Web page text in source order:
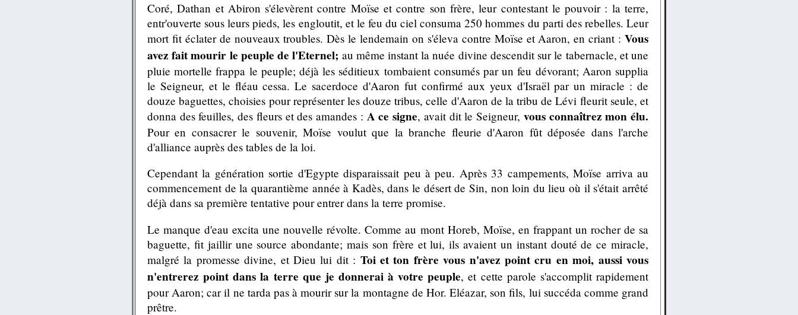
Coré, Dathan et Abiron s'élevèrent contre Moïse et contre son frère, leur contestant le pouvoir : la terre,
entr'ouverte sous leurs pieds, les engloutit, et le feu du ciel consuma 250 hommes du parti des rebelles. Leur
mort fit éclater de nouveaux troubles. Dès le lendemain on s'éleva contre Moïse et Aaron, en criant : Vous
avez fait mourir le peuple de l'Eternel; au même instant la nuée divine descendit sur le tabernacle, et une
pluie mortelle frappa le peuple; déjà les séditieux tombaient consumés par un feu dévorant; Aaron supplia
le Seigneur, et le fléau cessa. Le sacerdoce d'Aaron fut confirmé aux yeux d'Israël par un miracle : de
douze baguettes, choisies pour représenter les douze tribus, celle d'Aaron de la tribu de Lévi fleurit seule, et
donna des feuilles, des fleurs et des amandes : A ce signe, avait dit le Seigneur, vous connaîtrez mon élu.
Pour en consacrer le souvenir, Moïse voulut que la branche fleurie d'Aaron fût déposée dans l'arche
d'alliance auprès des tables de la loi.
Cependant la génération sortie d'Egypte disparaissait peu à peu. Après 33 campements, Moïse arriva au
commencement de la quarantième année à Kadès, dans le désert de Sin, non loin du lieu où il s'était arrêté
déjà dans sa première tentative pour entrer dans la terre promise.
Le manque d'eau excita une nouvelle révolte. Comme au mont Horeb, Moïse, en frappant un rocher de sa
baguette, fit jaillir une source abondante; mais son frère et lui, ils avaient un instant douté de ce miracle,
malgré la promesse divine, et Dieu lui dit : Toi et ton frère vous n'avez point cru en moi, aussi vous
n'entrerez point dans la terre que je donnerai à votre peuple, et cette parole s'accomplit rapidement
pour Aaron; car il ne tarda pas à mourir sur la montagne de Hor. Eléazar, son fils, lui succéda comme grand
prêtre.